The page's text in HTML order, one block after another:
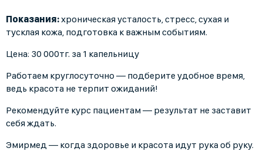
Показания:хроническая усталость, стресс, сухая и
тусклая кожа, подготовка к важным событиям.
Цена: 30 000тг. за 1 капельницу
Работаем круглосуточно — подберите удобное время,
ведь красота не терпит ожиданий!
Рекомендуйте курс пациентам — результат не заставит
себя ждать.
Эмирмед — когда здоровье и красота идут рука об руку.